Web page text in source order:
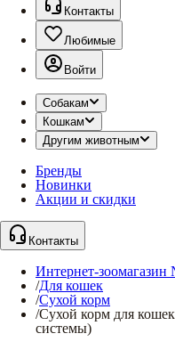
Контакты
Любимые
Войти
Собакам
Кошкам
Другим животным
Бренды
Новинки
Акции и скидки
Контакты
Интернет-зоомагазин
/Для кошек
/Сухой корм
/Сухой корм для
системы)